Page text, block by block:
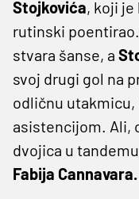
Stojkovića, koji
rutinski
stvara šanse, a
svoj drugi gol na
odličnu
asistencijom. Ali,
dvojica u
Fabija Cannavara.